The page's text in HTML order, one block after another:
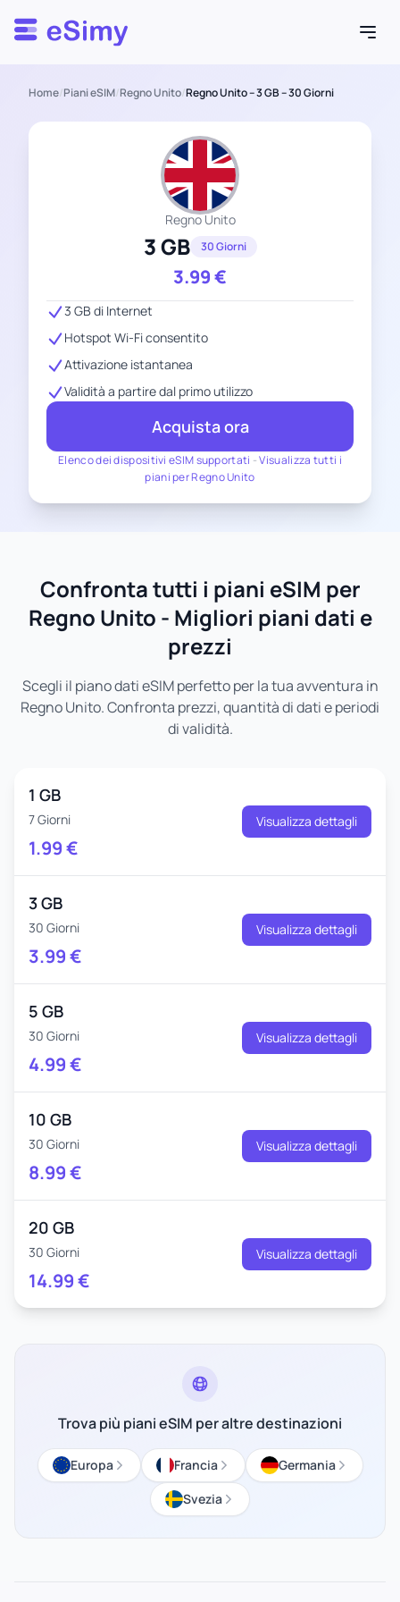
Esimy
Home/Piani eSIM/Regno Unito/Regno Unito – 3 GB – 30 Giorni
Regno Unito
3 GB 30 Giorni
3.99€
Elenco dei dispositivi eSIM supportati -Visualizza tutti i
piani per Regno Unito
3 GB di Internet
Hotspot Wi-Fi consentito
Attivazione istantanea
Validità a partire dal primo utilizzo
Acquista ora
Confronta tutti i piani eSIM per
Regno Unito - Migliori piani dati e
prezzi
Scegli il piano dati eSIM perfetto per la tua avventura in
Regno Unito. Confronta prezzi, quantità di dati e periodi
di validità.
1 GB
7 Giorni
1.99€
Visualizza dettagli
3 GB
30 Giorni
3.99€
Visualizza dettagli
5 GB
30 Giorni
4.99€
Visualizza dettagli
10 GB
30 Giorni
8.99€
Visualizza dettagli
20 GB
30 Giorni
14.99€
Visualizza dettagli
Trova più piani eSIM per altre destinazioni
Europa Francia
Germania
Svezia